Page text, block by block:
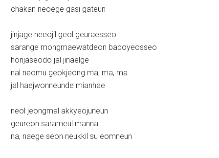
chakan neoege gasi gateun
jinjage heeojil geol geuraesseo
sarange mongmaewatdeon baboyeosseo
honjaseodo jal jinaelge
nal neomu geokjeong ma, ma, ma
jal haejwonneunde mianhae
neol jeongmal akkyeojuneun
geureon sarameul manna
na, naege seon neukkil su eomneun